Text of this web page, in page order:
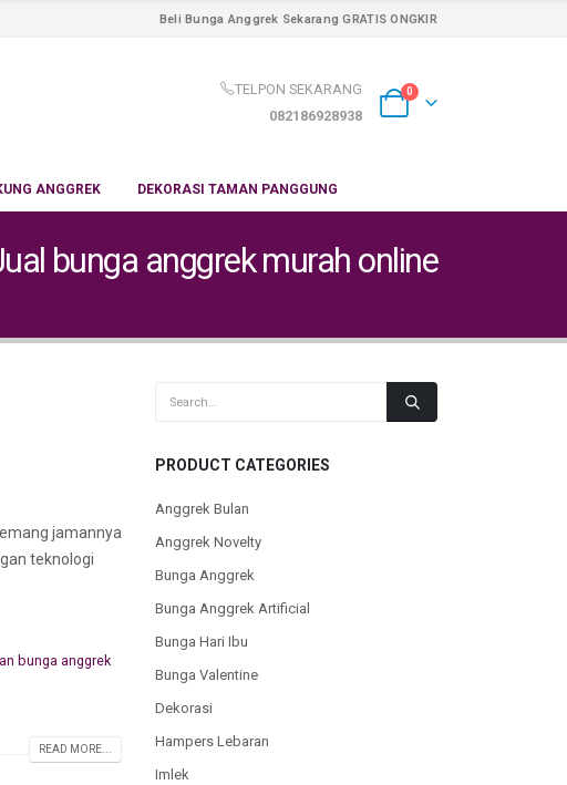
Beli Bunga Anggrek Sekarang GRATIS ONGKIR
TELPON SEKARANG
082186928938
0
ANGGREK DEKORASI TAMAN PANGGUNG
bunga anggrek murah online
jamannya
teknologi
bunga anggrek
READ MORE...
PRODUCT CATEGORIES
Anggrek Bulan
Anggrek Novelty
Bunga Anggrek
Bunga Anggrek Artificial
Bunga Hari Ibu
Bunga Valentine
Dekorasi
Hampers Lebaran
Imlek